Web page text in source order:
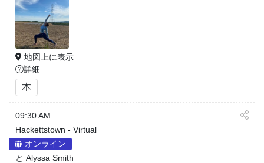
地図上に表示
詳細
本
09:30 AM
Hackettstown - Virtual
オンライン
と Alyssa Smith